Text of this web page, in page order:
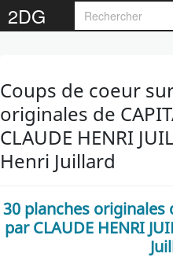
2DG
Coups de coeur
originales de
CLAUDE HENRI
Henri Juillard
30 planches originales
par CLAUDE HENRI